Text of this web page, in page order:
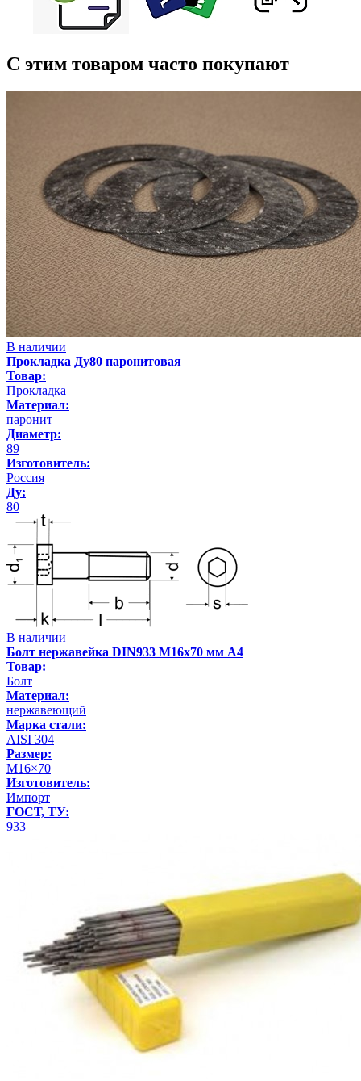
С этим товаром часто покупают
В наличии
Прокладка Ду80 паронитовая
Товар:
Прокладка
Материал:
паронит
Диаметр:
89
Изготовитель:
Россия
Ду:
80
В наличии
Болт нержавейка DIN933 М16х70 мм А4
Товар:
Болт
Материал:
нержавеющий
Марка стали:
AISI 304
Размер:
М16×70
Изготовитель:
Импорт
ГОСТ, ТУ:
933